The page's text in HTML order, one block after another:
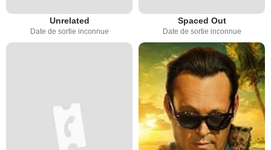
Unrelated
Date de sortie inconnue
Spaced Out
Date de sortie inconnue